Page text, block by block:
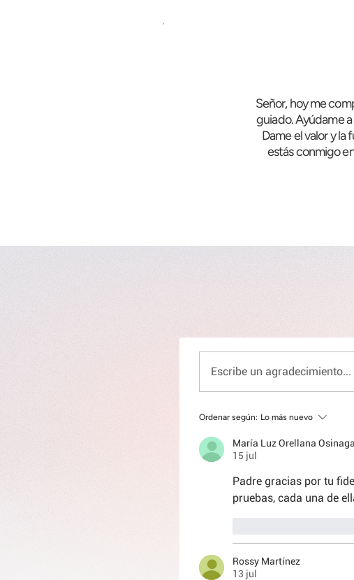
Señor, hoy me
guiado. Ayúdame
Dame el valor y la
estás conmigo
Escribe un agradecimiento...
Ordenar según: Lo más nuevo
María Luz Orellana Osinaga
15 jul
Padre gracias por tu
pruebas, cada una de
Rossy Martínez
13 jul